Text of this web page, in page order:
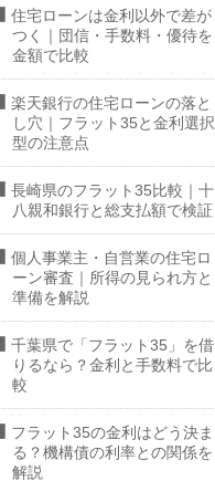
住宅ローンは金利以外で差が
つく｜団信・手数料・優待を
金額で比較
楽天銀行の住宅ローンの落と
し穴｜フラット35と金利選択
型の注意点
長崎県のフラット35比較｜十
八親和銀行と総支払額で検証
個人事業主・自営業の住宅ロ
ーン審査｜所得の見られ方と
準備を解説
千葉県で「フラット35」を借
りるなら？金利と手数料で比
較
フラット35の金利はどう決ま
る？機構債の利率との関係を
解説